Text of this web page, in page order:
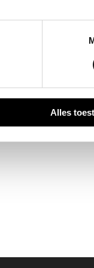
Alles